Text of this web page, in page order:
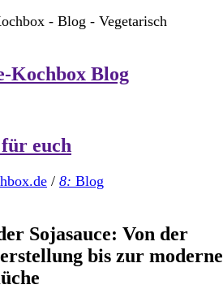
Kochbox Blog
euch
/ 8: Blog
Sojasauce: Von der
bis zur